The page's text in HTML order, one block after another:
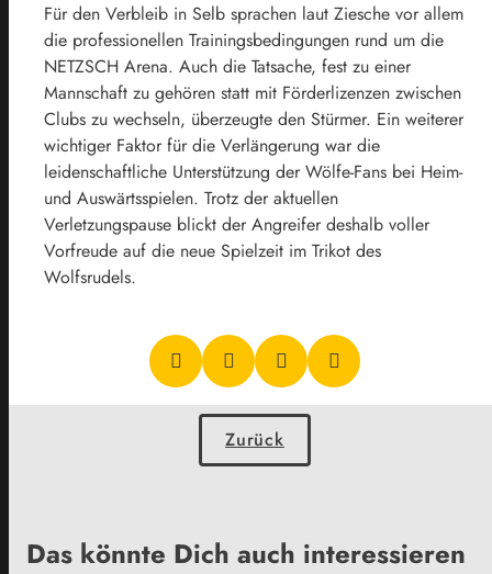
Für den Verbleib in Selb sprachen laut Ziesche vor allem
die professionellen Trainingsbedingungen rund um die
NETZSCH Arena. Auch die Tatsache, fest zu einer
Mannschaft zu gehören statt mit Förderlizenzen zwischen
Clubs zu wechseln, überzeugte den Stürmer. Ein weiterer
wichtiger Faktor für die Verlängerung war die
leidenschaftliche Unterstützung der Wölfe-Fans bei Heim-
und Auswärtsspielen. Trotz der aktuellen
Verletzungspause blickt der Angreifer deshalb voller
Vorfreude auf die neue Spielzeit im Trikot des
Wolfsrudels.
Zurück
Das könnte Dich auch interessieren